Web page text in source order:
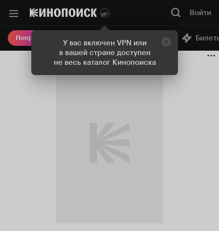
У вас включен VPN или
в вашей стране доступен
не весь каталог Кинопоиска
Войти
Попробовать Плюс Онлайн-кинотеатр